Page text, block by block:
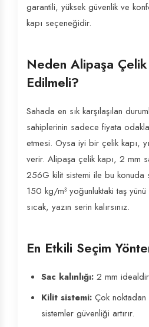
garantili, yüksek güvenlik ve
kapı seçeneğidir.
Neden Alipaşa Çelik
Edilmeli?
Sahada en sık karşılaşılan
sahiplerinin sadece fiyata
etmesi. Oysa iyi bir çelik kapı,
verir. Alipaşa çelik kapı, 2 mm
256G kilit sistemi ile bu konuda
150 kg/m³ yoğunluktaki taş yünü
sıcak, yazın serin kalırsınız.
En Etkili Seçim
Sac kalınlığı: 2 mm
Kilit sistemi: Çok noktadan
sistemler güvenliği artırır.